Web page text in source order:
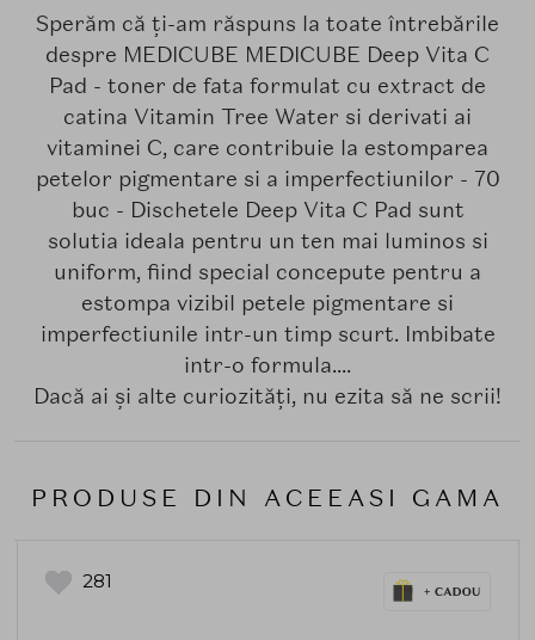
Sperăm că ți-am răspuns la toate întrebările
despre MEDICUBE MEDICUBE Deep Vita C
Pad - toner de fata formulat cu extract de
catina Vitamin Tree Water si derivati ai
vitaminei C, care contribuie la estomparea
petelor pigmentare si a imperfectiunilor - 70
buc - Dischetele Deep Vita C Pad sunt
solutia ideala pentru un ten mai luminos si
uniform, fiind special concepute pentru a
estompa vizibil petele pigmentare si
imperfectiunile intr-un timp scurt. Imbibate
intr-o formula....
Dacă ai și alte curiozități, nu ezita să ne scrii!
PRODUSE DIN ACEEASI GAMA
281